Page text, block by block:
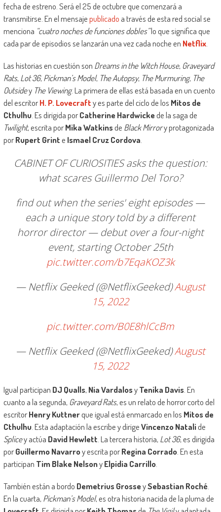
fecha de estreno. Será el 25 de octubre que comenzará a
transmitirse. En el mensajepublicado a través de esta red social se
menciona “cuatro noches de funciones dobles”lo que significa que
cada par de episodios se lanzarán una vez cada noche en Netflix.
Las historias en cuestión son Dreams in the Witch House, Graveyard
Rats, Lot 36, Pickman’s Model, The Autopsy, The Murmuring, The
Outsidey The Viewing. La primera de ellas está basada en un cuento
del escritorH. P. Lovecrafty es parte del ciclo de los Mitos de
Cthulhu. Es dirigida porCatherine Hardwickede la saga de
Twilight, escrita porMika Watkinsde Black Mirrory protagonizada
porRupert Grinte Ismael Cruz Cordova
CABINET OF CURIOSITIES asks the question:
what scares Guillermo Del Toro?
find out when the series' eight episodes —
each a unique story told by a different
horror director — debut over a four-night
event, starting October 25th
pic.twitter.com/b7EqaKOZ3k
— Netflix Geeked (@NetflixGeeked)August
15, 2022
pic.twitter.com/B0E8hlCcBm
— Netflix Geeked (@NetflixGeeked)August
15, 2022
Igual participan DJ Qualls, Nia VardalosyTenika Davis. En
cuanto a la segunda, Graveyard Rats, es un relato de horror corto del
escritorHenry Kuttnerque igual está enmarcado en los Mitos de
Cthulhu. Esta adaptación la escribe y dirigeVincenzo Natalide
Splicey actúa David Hewlett . La tercera historia, Lot 36, es dirigida
porGuillermo Navarroy escrita porRegina Corrado. En esta
participan Tim Blake NelsonyElpidia Carrillo.
También están a bordo Demetrius GrosseySebastian Roché.
En la cuarta, Pickman’s Model, es otra historia nacida de la pluma de